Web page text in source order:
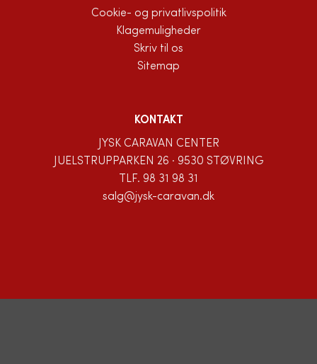
Cookie- og privatlivspolitik
Klagemuligheder
Skriv til os
Sitemap
KONTAKT
JYSK CARAVAN CENTER
JUELSTRUPPARKEN 26 · 9530 STØVRING
TLF. 98 31 98 31
salg@jysk-caravan.dk